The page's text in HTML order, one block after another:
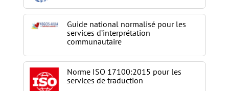
Guide national normalisé pour les
services d’interprétation
communautaire
Norme ISO 17100:2015 pour les
services de traduction